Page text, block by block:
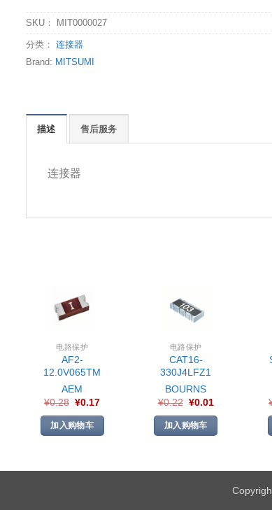
SKU： MIT0000027
分类： 连接器
Brand: MITSUMI
描述 售后服务
连接器
电路保护
AF2-
12.0V065TM
AEM
¥0.28 ¥0.17
加入购物车
电路保护
CAT16-
330J4LFZ1
BOURNS
¥0.22 ¥0.01
加入购物车